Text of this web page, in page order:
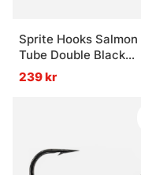
Sprite Hooks Salmon
Tube Double Black
S1960 10-pack
239 kr